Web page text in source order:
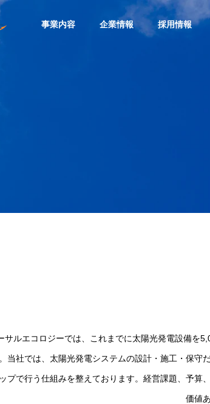
事業内容 企業情報 採用情報
サルエコロジーでは、これまでに太陽光発電設備を
当社では、太陽光発電システムの設計・施工・保
プで行う仕組みを整えております。経営課題、予算
価値